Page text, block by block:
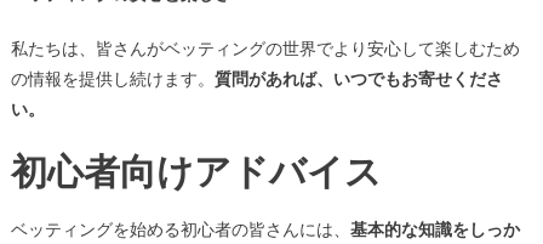
私たちは、皆さんがベッティングの世界でより安心して楽しむため
の情報を提供し続けます。 質問があれば、いつでもお寄せくださ
い。
初心者向けアドバイス
ベッティングを始める初心者の皆さんには、 基本的な知識をしっか